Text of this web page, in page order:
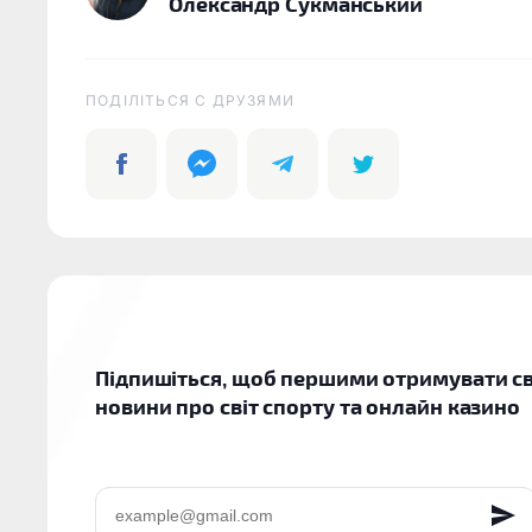
ПОДІЛІТЬСЯ C ДРУЗЯМИ
Підпишіться, щоб першими отримувати
новини про світ спорту та онлайн казино